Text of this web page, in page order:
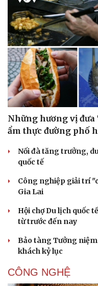
Những hương vị
ẩm thực đường phố
Nối đà tăng trưởng,
quốc tế
Công nghiệp giải trí
Gia Lai
Hội chợ Du lịch quốc
từ trước đến nay
Bảo tàng Tưởng
khách kỷ lục
CÔNG NGHỆ